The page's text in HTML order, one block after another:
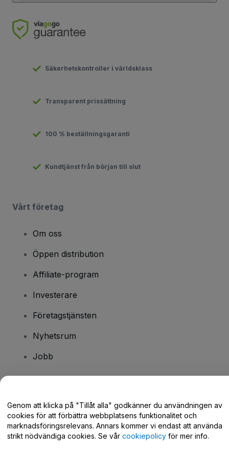
Säkerhetskontroller i världsklass
Transparent prissättning
100 % beställningsgaranti
Kundtjänst från början till slut
Vårt företag
Om oss
Öppen distribution
Affiliate-program
Investerare
Företagstjänsten
Nyhetsrum
Jobb
Hjälpcenter / Kontakta oss
Genom att klicka på "Tillåt alla" godkänner du användningen av
cookies för att förbättra webbplatsens funktionalitet och
marknadsföringsrelevans. Annars kommer vi endast att använda
strikt nödvändiga cookies. Se vår cookiepolicy för mer info.